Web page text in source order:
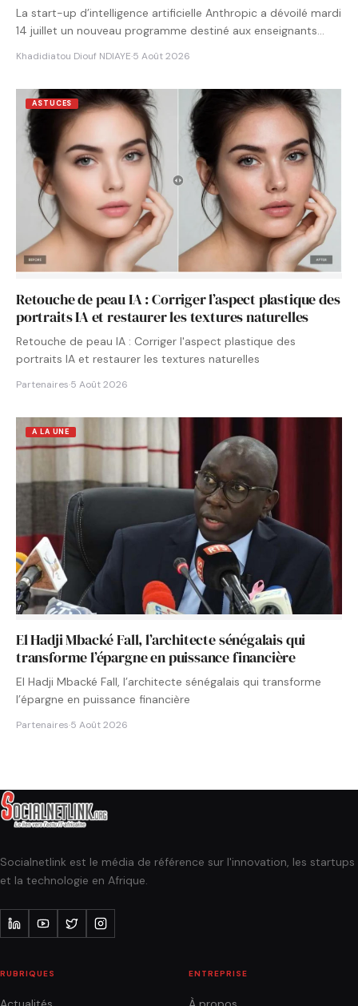
La start-up d’intelligence artificielle Anthropic a dévoilé mardi
14 juillet un nouveau programme destiné aux enseignants
Khadidiatou Diouf NDIAYE·5 Août 2026
ASTUCES
Retouche de peau IA : Corriger l’aspect plastique des
portraits IA et restaurer les textures naturelles
Retouche de peau IA : Corriger l'aspect plastique des
portraits IA et restaurer les textures naturelles
Partenaires·5 Août 2026
A LA UNE
El Hadji Mbacké Fall, l’architecte sénégalais qui
transforme l’épargne en puissance financière
El Hadji Mbacké Fall, l’architecte sénégalais qui transforme
l’épargne en puissance financière
Partenaires·5 Août 2026
Socialnetlink est le média de référence sur l'innovation, les startups
et la technologie en Afrique.
RUBRIQUES ENTREPRISE